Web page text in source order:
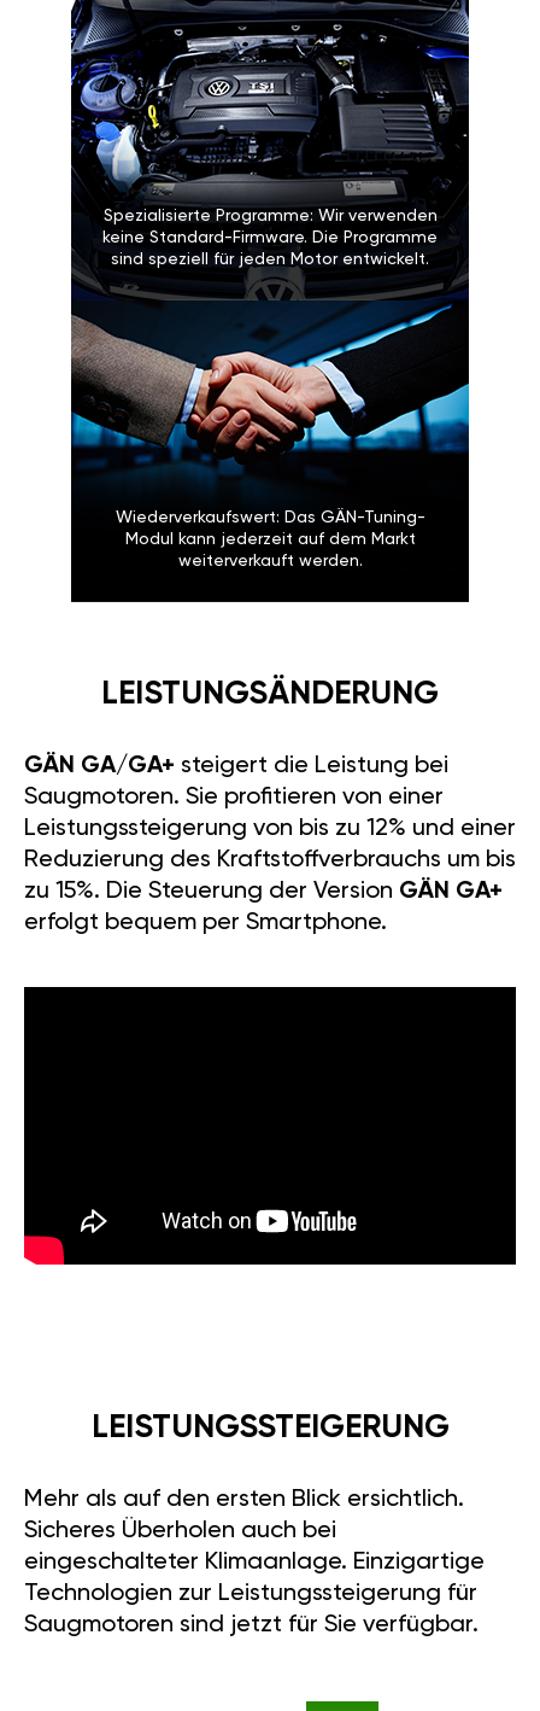
Spezialisierte Programme: Wir verwenden
keine Standard-Firmware. Die Programme
sind speziell für jeden Motor entwickelt.
Wiederverkaufswert: Das GÄN-Tuning-
Modul kann jederzeit auf dem Markt
weiterverkauft werden.
LEISTUNGSÄNDERUNG
GÄN GA/GA+ steigert die Leistung bei
Saugmotoren. Sie profitieren von einer
Leistungssteigerung von bis zu 12% und einer
Reduzierung des Kraftstoffverbrauchs um bis
zu 15%. Die Steuerung der Version GÄN GA+
erfolgt bequem per Smartphone.
LEISTUNGSSTEIGERUNG
Mehr als auf den ersten Blick ersichtlich.
Sicheres Überholen auch bei
eingeschalteter Klimaanlage. Einzigartige
Technologien zur Leistungssteigerung für
Saugmotoren sind jetzt für Sie verfügbar.